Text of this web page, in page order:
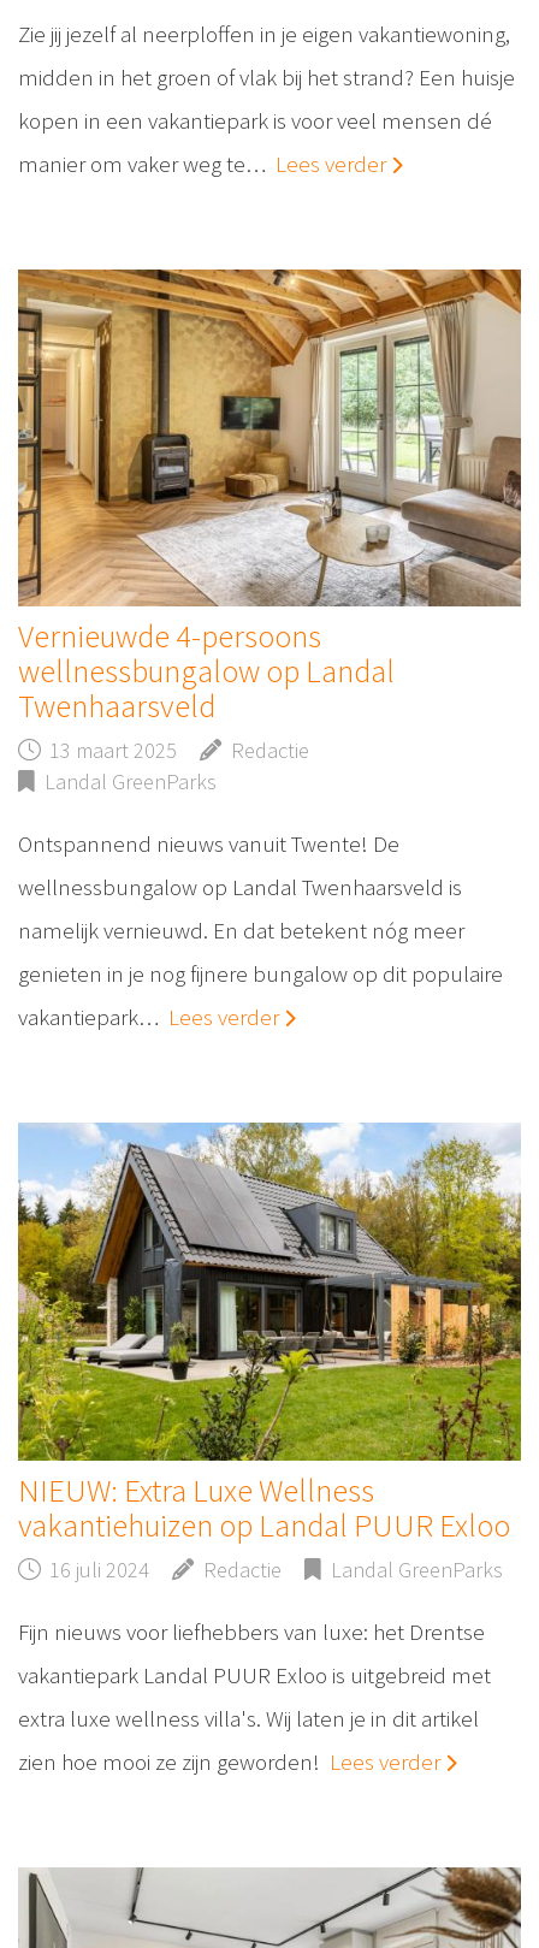
Zie jij jezelf al neerploffen in je eigen vakantiewoning,
midden in het groen of vlak bij het strand? Een huisje
kopen in een vakantiepark is voor veel mensen dé
manier om vaker weg te… Lees verder
Vernieuwde 4-persoons
wellnessbungalow op Landal
Twenhaarsveld
13 maart 2025
Redactie
Landal GreenParks
Ontspannend nieuws vanuit Twente! De
wellnessbungalow op Landal Twenhaarsveld is
namelijk vernieuwd. En dat betekent nóg meer
genieten in je nog fijnere bungalow op dit populaire
vakantiepark… Lees verder
NIEUW: Extra Luxe Wellness
vakantiehuizen op Landal PUUR Exloo
16 juli 2024 Redactie Landal GreenParks
Fijn nieuws voor liefhebbers van luxe: het Drentse
vakantiepark Landal PUUR Exloo is uitgebreid met
extra luxe wellness villa's. Wij laten je in dit artikel
zien hoe mooi ze zijn geworden! Lees verder